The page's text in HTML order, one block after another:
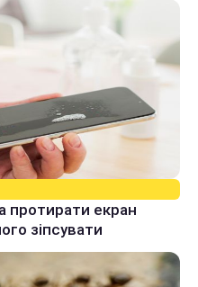
протирати екран
зіпсувати